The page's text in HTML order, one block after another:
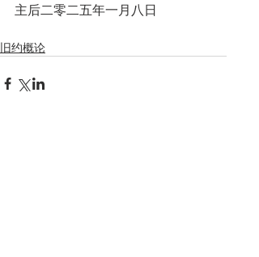
主后二零二五年一月八日
旧约概论